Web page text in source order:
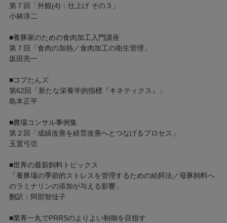
第７回「外観(4)：仕上げ その３」
小林淳二
■養豚家のための食肉加工入門講座
第７回「食肉の加熱／食肉加工の衛生管理」
坂田亮一
■コブたんズ
第62回「新たな栄養学的指標『キネティクス』」
島本正平
■農場コンサル事例集
第２回「成績改善を経営改善へとつなげるプロセス」
玉置弓弦
■世界の最新飼料トピックス
「養豚場の季節的ストレスを管理するための給餌法／母豚飼料へ
のラミナリンの添加が与える影響」
翻訳：阿部智佳子
■業界一丸でPRRSのよりよい制御を目指す